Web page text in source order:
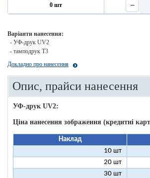
0 шт −
Варіанти нанесення:
- УФ-друк UV2
- тамподрук T3
Докладно про нанесення
Опис, прайси нанесення
УФ-друк UV2:
Ціна нанесення зображення (кредитні
Наклад
10 шт
20 шт
30 шт